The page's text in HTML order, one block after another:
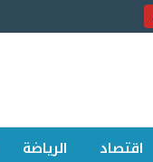
اقتصاد الرياضة